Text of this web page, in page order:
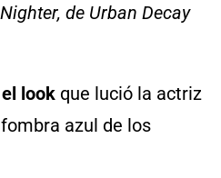
de Urban Decay
look que lució la actriz
azul de los